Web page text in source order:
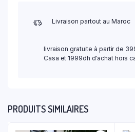
Livraison partout au Maroc
livraison gratuite à partir de
Casa et 1999dh d'achat hors
PRODUITS SIMILAIRES